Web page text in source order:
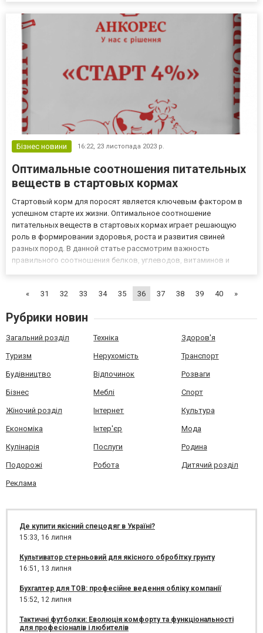
судостроении и других отраслях. Круглы...
Бізнес новини 16:22, 23 листопада 2023 р.
Оптимальные соотношения питательных
веществ в стартовых кормах
Стартовый корм для поросят является ключевым фактором в
успешном старте их жизни. Оптимальное соотношение
питательных веществ в стартовых кормах играет решающую
роль в формировании здоровья, роста и развития свиней
разных пород. В данной статье рассмотрим важность
правильного соотношения белков, углеводов, витаминов и
https://www.ankores.com.ua/ua/p...
« 31 32 33 34 35 36 37 38 39 40 »
Рубрики новин
Загальний розділ Техніка Здоров'я
Туризм Нерухомість Транспорт
Будівництво Відпочинок Розваги
Бізнес Меблі Спорт
Жіночий розділ Інтернет Культура
Економіка Інтер'єр Мода
Кулінарія Послуги Родина
Подорожі Робота Дитячий розділ
Реклама
Де купити якісний спецодяг в Україні?
15:33, 16 липня
Культиватор стерньовий для якісного обробітку грунту
16:51, 13 липня
Бухгалтер для ТОВ: професійне ведення обліку компанії
15:52, 12 липня
Тактичні футболки: Еволюція комфорту та функціональності
для професіоналів і любителів